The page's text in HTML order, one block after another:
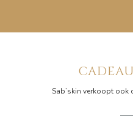
Sab’skin verkoopt ook